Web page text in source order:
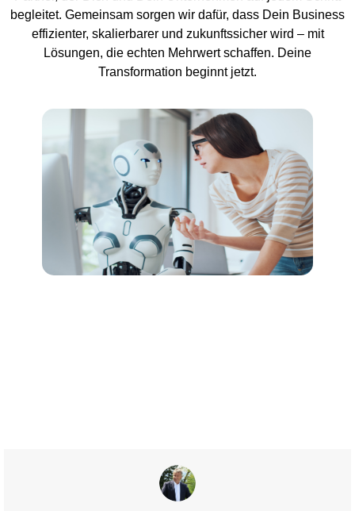
begleitet. Gemeinsam sorgen wir dafür, dass Dein Business
effizienter, skalierbarer und zukunftssicher wird – mit
Lösungen, die echten Mehrwert schaffen. Deine
Transformation beginnt jetzt.